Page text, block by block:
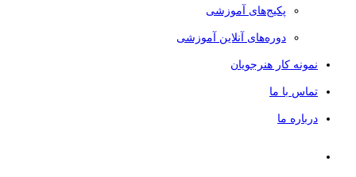
پکیج‌های آموزشی
دوره‌های آنلاین آموزشی
نمونه کار هنرجویان
تماس با ما
درباره ما